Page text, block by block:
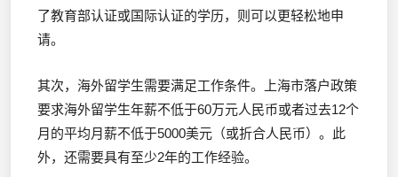
了教育部认证或国际认证的学历，则可以更轻松地申
请。
其次，海外留学生需要满足工作条件。上海市落户政策
要求海外留学生年薪不低于60万元人民币或者过去12个
月的平均月薪不低于5000美元（或折合人民币）。此
外，还需要具有至少2年的工作经验。